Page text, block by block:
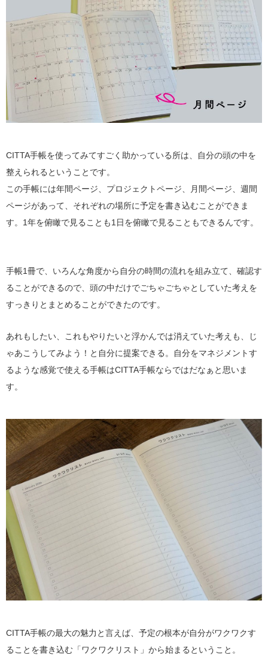
CITTA手帳を使ってみてすごく助かっている所は、自分の頭の中を
整えられるということです。
この手帳には年間ページ、プロジェクトページ、月間ページ、週間
ページがあって、それぞれの場所に予定を書き込むことができま
す。1年を俯瞰で見ることも1日を俯瞰で見ることもできるんです。
手帳1冊で、いろんな角度から自分の時間の流れを組み立て、確認す
ることができるので、頭の中だけでごちゃごちゃとしていた考えを
すっきりとまとめることができたのです。
あれもしたい、これもやりたいと浮かんでは消えていた考えも、じ
ゃあこうしてみよう！と自分に提案できる。自分をマネジメントす
るような感覚で使える手帳はCITTA手帳ならではだなぁと思いま
す。
CITTA手帳の最大の魅力と言えば、予定の根本が自分がワクワクす
ることを書き込む「ワクワクリスト」から始まるということ。